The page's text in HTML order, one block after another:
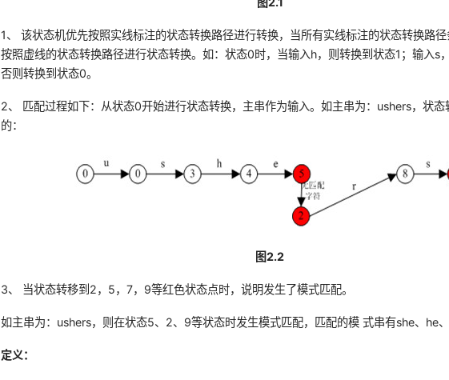
1、 该状态机优先按照实线标注的状态转换路径进行转换，当所有实线标注的状态转换路
按照虚线的状态转换路径进行状态转换。如：状态0时，当输入h，则转换到状态1；输入s
否则转换到状态0。
2、 匹配过程如下：从状态0开始进行状态转换，主串作为输入。如主串为：ushers，状
的：
图2.2
3、 当状态转移到2，5，7，9等红色状态点时，说明发生了模式匹配。
如主串为：ushers，则在状态5、2、9等状态时发生模式匹配，匹配的模 式串有she、he
定义：